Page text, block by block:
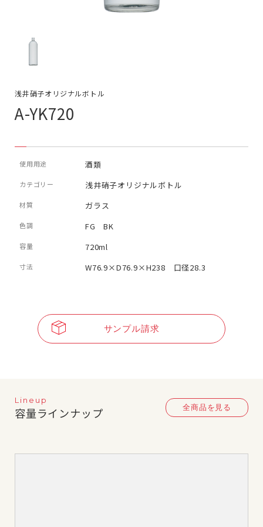
浅井硝子オリジナルボトル
A-YK720
使用用途 酒類
カテゴリー 浅井硝子オリジナルボトル
材質 ガラス
色調 FG BK
容量 720ml
寸法 W76.9×D76.9×H238 口径28.3
サンプル請求
Lineup
容量ラインナップ 全商品を見る